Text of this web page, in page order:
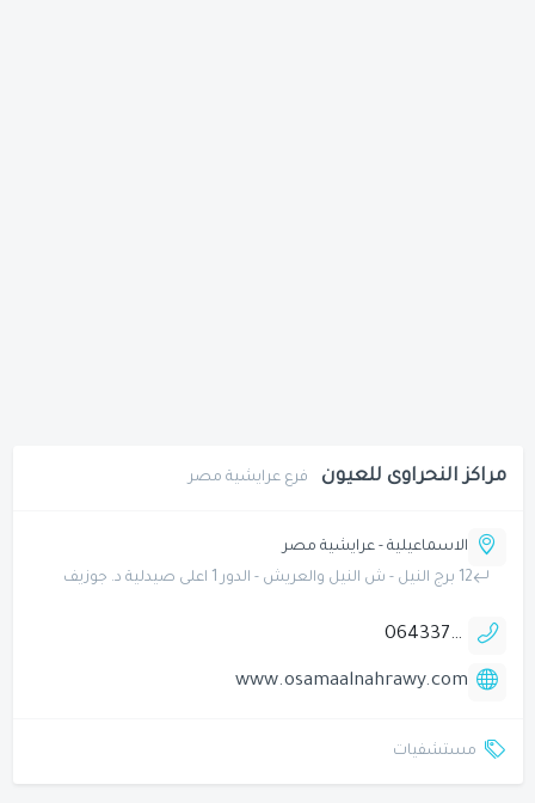
مراكز النحراوى للعيون فرع عرايشية مصر
الاسماعيلية - عرايشية مصر
12 برج النيل - ش النيل والعريش - الدور 1 اعلى صيدلية د. جوزيف
0643370050
www.osamaalnahrawy.com
مستشفيات